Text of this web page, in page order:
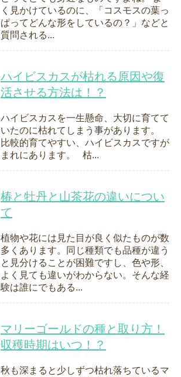
く見かけているのに、「コスモスの葉っ
ぱってどんな形をしているの？」などと
質問される...
ハイビスカスが枯れる原因や復
活させる方法は！？
ハイビスカスを一生懸命、大切に育てて
いたのに枯れてしまう事があります。
比較的育てやすい、ハイビスカスですが
まれにあります。 枯...
椿と牡丹と山茶花の違いについ
て
植物や花には見た目が良く似たものが数
多くあります。同じ種類でも品種が違う
と見分けることが困難ですし、色や形、
よく見ても違いがわからない。そんな経
験は誰にでもある...
マリーゴールドの種と取り方！
収穫時期はいつ！？
秋も深まると少しずつ枯れ落ちているマ